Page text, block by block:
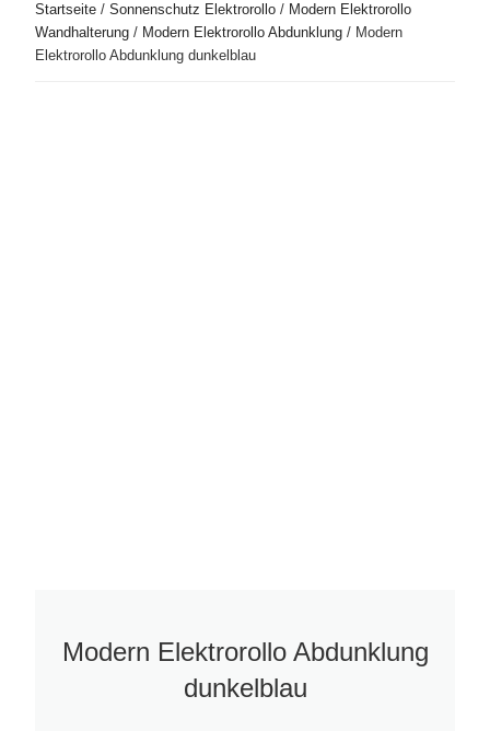
Startseite / Sonnenschutz Elektrorollo / Modern Elektrorollo
Wandhalterung / Modern Elektrorollo Abdunklung / Modern
Elektrorollo Abdunklung dunkelblau
Modern Elektrorollo Abdunklung
dunkelblau